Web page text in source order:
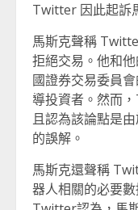
Twitter 因此起訴
馬斯克聲稱
拒絕交易。他和
國證券交易委員
導投資者。然而
且認為該論點是
的誤解。
馬斯克還聲稱
器人相關的必要